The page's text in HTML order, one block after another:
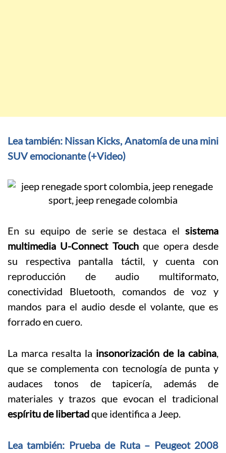
Lea también: Nissan Kicks, Anatomía de una mini
SUV emocionante (+Video)
En su equipo de serie se destaca el sistema
multimedia U-Connect Touchque opera desde
su respectiva pantalla táctil, y cuenta con
reproducción de audio multiformato,
conectividad Bluetooth, comandos de voz y
mandos para el audio desde el volante, que es
forrado en cuero.
La marca resalta la insonorización de la cabina,
que se complementa con tecnología de punta y
audaces tonos de tapicería, además de
materiales y trazos que evocan el tradicional
espíritu de libertadque identifica a Jeep.
Lea también: Prueba de Ruta – Peugeot 2008